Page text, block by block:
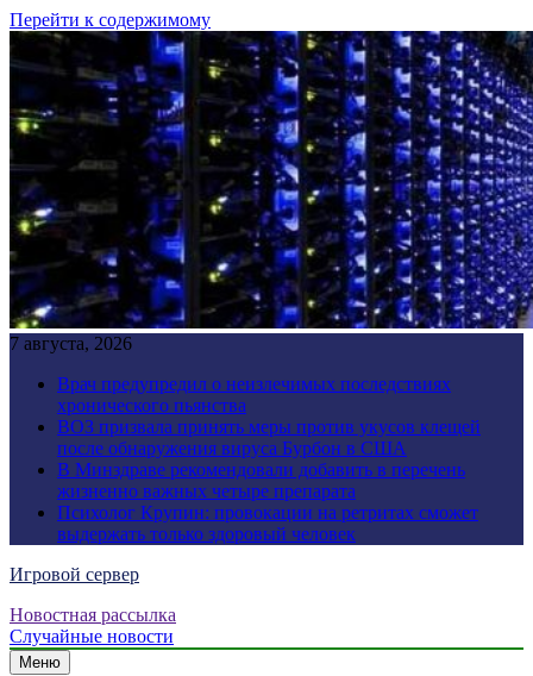
Перейти к содержимому
7 августа, 2026
Врач предупредил о неизлечимых последствиях
хронического пьянства
ВОЗ призвала принять меры против укусов клещей
после обнаружения вируса Бурбон в США
В Минздраве рекомендовали добавить в перечень
жизненно важных четыре препарата
Психолог Крупин: провокации на ретритах сможет
выдержать только здоровый человек
Игровой сервер
Новостная рассылка
Случайные новости
Меню